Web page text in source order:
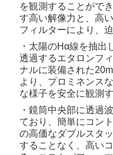
を観測することがで
す高い解像力と、高
フィルターにより、
・太陽のHα線を抽出
透過するエタロンフ
ナルに装備された
より、プロミネンス
な様子を安全に観測
・鏡筒中央部に透過
ており、簡単にコン
の高価なダブルスタ
することなく、高い